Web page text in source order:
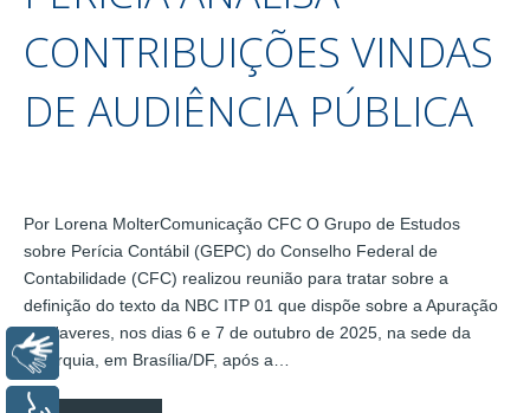
CONTRIBUIÇÕES VINDAS
DE AUDIÊNCIA PÚBLICA
Por Lorena MolterComunicação CFC O Grupo de Estudos
sobre Perícia Contábil (GEPC) do Conselho Federal de
Contabilidade (CFC) realizou reunião para tratar sobre a
definição do texto da NBC ITP 01 que dispõe sobre a Apuração
de Haveres, nos dias 6 e 7 de outubro de 2025, na sede da
autarquia, em Brasília/DF, após a…
Libras